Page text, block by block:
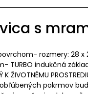
s
rozmery: 28
TURBO indukčná
K ŽIVOTNÉMU
pokrmov